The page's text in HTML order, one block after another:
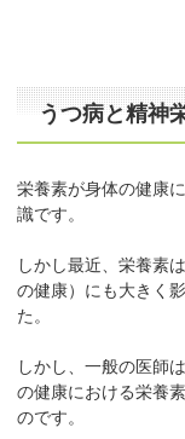
うつ病と精神
栄養素が身体の健康
識です。
しかし最近、栄養素
の健康）にも大きく
た。
しかし、一般の医師
の健康における栄養
のです。